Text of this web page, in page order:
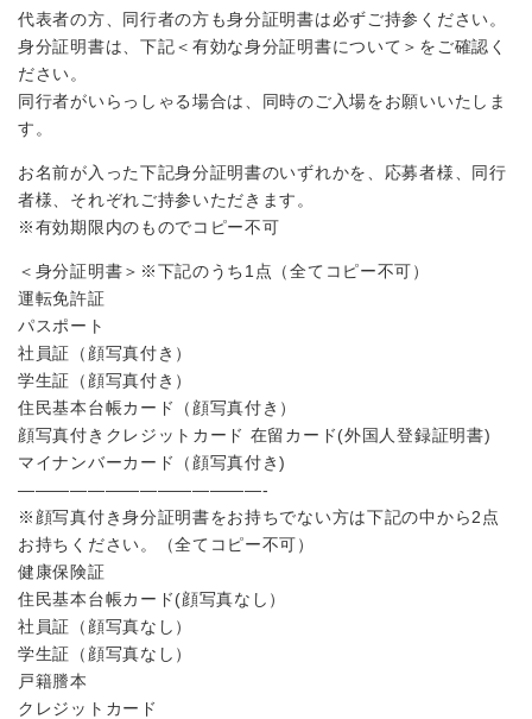
代表者の方、同行者の方も身分証明書は必ずご持参ください。
身分証明書は、下記＜有効な身分証明書について＞をご確認く
ださい。
同行者がいらっしゃる場合は、同時のご入場をお願いいたしま
す。
お名前が入った下記身分証明書のいずれかを、応募者様、同行
者様、それぞれご持参いただきます。
※有効期限内のものでコピー不可
＜身分証明書＞※下記のうち1点（全てコピー不可）
運転免許証
パスポート
社員証（顔写真付き）
学生証（顔写真付き）
住民基本台帳カード（顔写真付き）
顔写真付きクレジットカード 在留カード(外国人登録証明書)
マイナンバーカード（顔写真付き)
——————————————-
※顔写真付き身分証明書をお持ちでない方は下記の中から2点
お持ちください。（全てコピー不可）
健康保険証
住民基本台帳カード(顔写真なし）
社員証（顔写真なし）
学生証（顔写真なし）
戸籍謄本
クレジットカード